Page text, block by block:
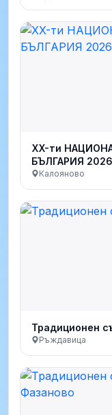
XX-ти
БЪЛГАРИЯ 2026
Калояново
Традиционен
Ръждавица